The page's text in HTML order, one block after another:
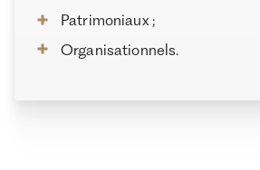
Patrimoniaux ;
Organisationnels.